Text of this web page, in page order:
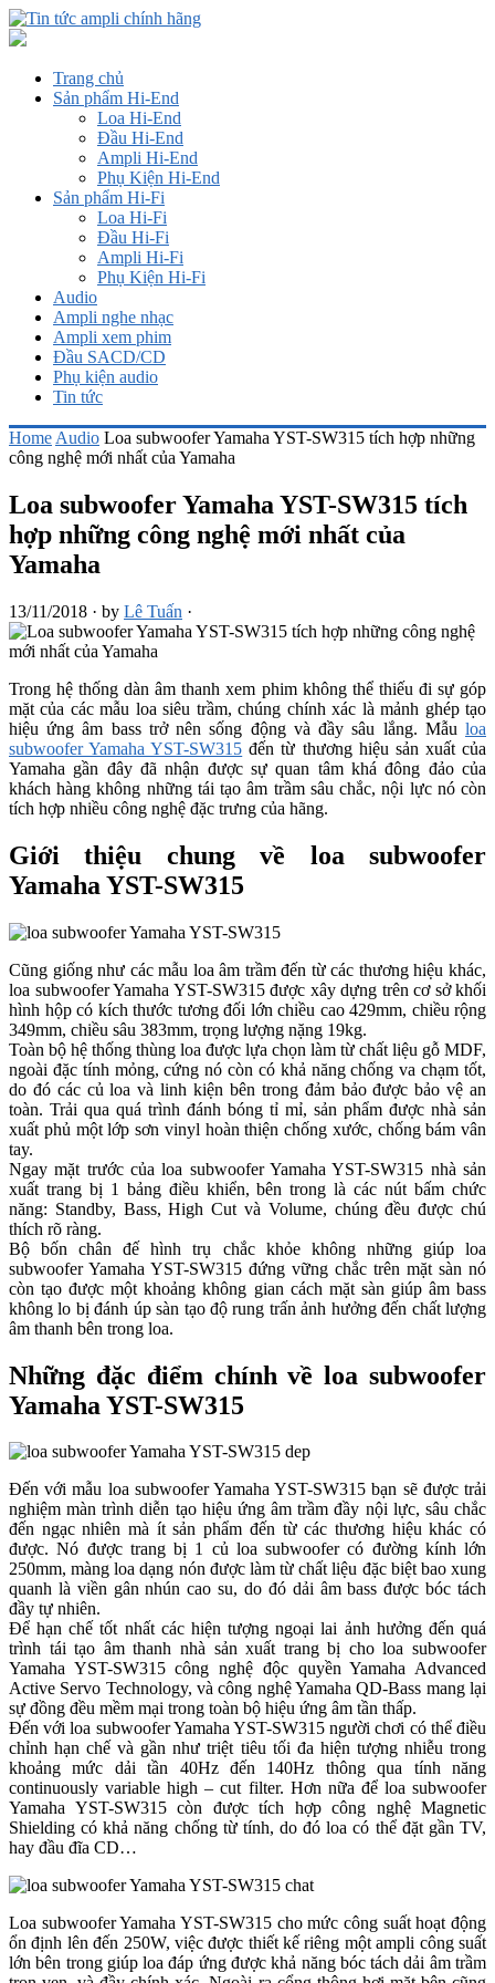
Trang chủ
Sản phẩm Hi-End
Loa Hi-End
Đầu Hi-End
Ampli Hi-End
Phụ Kiện Hi-End
Sản phẩm Hi-Fi
Loa Hi-Fi
Đầu Hi-Fi
Ampli Hi-Fi
Phụ Kiện Hi-Fi
Audio
Ampli nghe nhạc
Ampli xem phim
Đầu SACD/CD
Phụ kiện audio
Tin tức
Home Audio Loa subwoofer Yamaha YST-SW315 tích hợp những
công nghệ mới nhất của Yamaha
Loa subwoofer Yamaha YST-SW315 tích
hợp những công nghệ mới nhất của
Yamaha
13/11/2018 · by Lê Tuấn ·
Trong hệ thống dàn âm thanh xem phim không thể thiếu đi sự góp
mặt của các mẫu loa siêu trầm, chúng chính xác là mảnh ghép tạo
hiệu ứng âm bass trở nên sống động và đầy sâu lắng. Mẫu loa
subwoofer Yamaha YST-SW315 đến từ thương hiệu sản xuất của
Yamaha gần đây đã nhận được sự quan tâm khá đông đảo của
khách hàng không những tái tạo âm trầm sâu chắc, nội lực nó còn
tích hợp nhiều công nghệ đặc trưng của hãng.
Giới thiệu chung về loa subwoofer
Yamaha YST-SW315
Cũng giống như các mẫu loa âm trầm đến từ các thương hiệu khác,
loa subwoofer Yamaha YST-SW315 được xây dựng trên cơ sở khối
hình hộp có kích thước tương đối lớn chiều cao 429mm, chiều rộng
349mm, chiều sâu 383mm, trọng lượng nặng 19kg.
Toàn bộ hệ thống thùng loa được lựa chọn làm từ chất liệu gỗ MDF,
ngoài đặc tính mỏng, cứng nó còn có khả năng chống va chạm tốt,
do đó các củ loa và linh kiện bên trong đảm bảo được bảo vệ an
toàn. Trải qua quá trình đánh bóng tỉ mỉ, sản phẩm được nhà sản
xuất phủ một lớp sơn vinyl hoàn thiện chống xước, chống bám vân
tay.
Ngay mặt trước của loa subwoofer Yamaha YST-SW315 nhà sản
xuất trang bị 1 bảng điều khiển, bên trong là các nút bấm chức
năng: Standby, Bass, High Cut và Volume, chúng đều được chú
thích rõ ràng.
Bộ bốn chân đế hình trụ chắc khỏe không những giúp loa
subwoofer Yamaha YST-SW315 đứng vững chắc trên mặt sàn nó
còn tạo được một khoảng không gian cách mặt sàn giúp âm bass
không lo bị đánh úp sàn tạo độ rung trấn ảnh hưởng đến chất lượng
âm thanh bên trong loa.
Những đặc điểm chính về loa subwoofer
Yamaha YST-SW315
Đến với mẫu loa subwoofer Yamaha YST-SW315 bạn sẽ được trải
nghiệm màn trình diễn tạo hiệu ứng âm trầm đầy nội lực, sâu chắc
đến ngạc nhiên mà ít sản phẩm đến từ các thương hiệu khác có
được. Nó được trang bị 1 củ loa subwoofer có đường kính lớn
250mm, màng loa dạng nón được làm từ chất liệu đặc biệt bao xung
quanh là viền gân nhún cao su, do đó dải âm bass được bóc tách
đầy tự nhiên.
Để hạn chế tốt nhất các hiện tượng ngoại lai ảnh hưởng đến quá
trình tái tạo âm thanh nhà sản xuất trang bị cho loa subwoofer
Yamaha YST-SW315 công nghệ độc quyền Yamaha Advanced
Active Servo Technology, và công nghệ Yamaha QD-Bass mang lại
sự đồng đều mềm mại trong toàn bộ hiệu ứng âm tần thấp.
Đến với loa subwoofer Yamaha YST-SW315 người chơi có thể điều
chỉnh hạn chế và gần như triệt tiêu tối đa hiện tượng nhiễu trong
khoảng mức dải tần 40Hz đến 140Hz thông qua tính năng
continuously variable high – cut filter. Hơn nữa để loa subwoofer
Yamaha YST-SW315 còn được tích hợp công nghệ Magnetic
Shielding có khả năng chống từ tính, do đó loa có thể đặt gần TV,
hay đầu đĩa CD…
Loa subwoofer Yamaha YST-SW315 cho mức công suất hoạt động
ổn định lên đến 250W, việc được thiết kế riêng một ampli công suất
lớn bên trong giúp loa đáp ứng được khả năng bóc tách dải âm trầm